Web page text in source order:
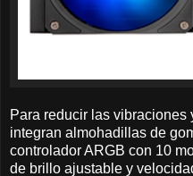
Para reducir las
integran almohadillas de
controlador ARGB con 10
de brillo ajustable y